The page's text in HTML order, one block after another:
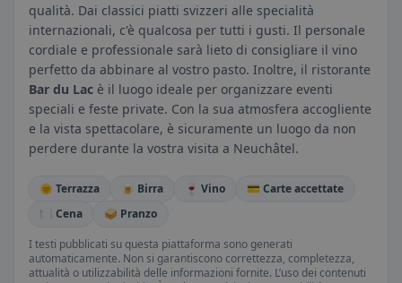
qualità. Dai classici piatti svizzeri alle specialità
internazionali, c'è qualcosa per tutti i gusti. Il personale
cordiale e professionale sarà lieto di consigliare il vino
perfetto da abbinare al vostro pasto. Inoltre, il ristorante
Bar du Lac è il luogo ideale per organizzare eventi
speciali e feste private. Con la sua atmosfera accogliente
e la vista spettacolare, è sicuramente un luogo da non
perdere durante la vostra visita a Neuchâtel.
🌞 Terrazza 🍺 Birra 🍷 Vino
💳 Carte accettate
🍽️ Cena
🥪 Pranzo
I testi pubblicati su questa piattaforma sono generati
automaticamente. Non si garantiscono correttezza, completezza,
attualità o utilizzabilità delle informazioni fornite. L’uso dei contenuti